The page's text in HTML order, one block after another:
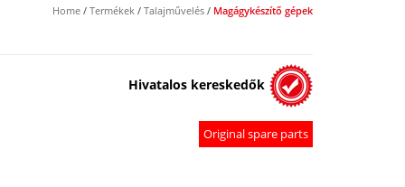
Home / Termékek / Talajművelés / Magágykészítő gépek
Hivatalos kereskedők
Original spare parts